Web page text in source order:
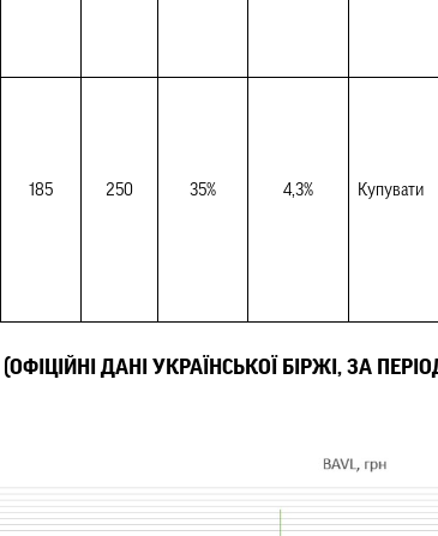
185 250 35% 4,3% Купувати
(ОФІЦІЙНІ ДАНІ УКРАЇНСЬКОЇ БІРЖІ, ЗА